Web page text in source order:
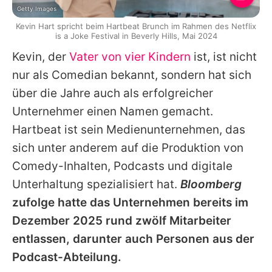
Kevin, der Vater von vier Kindern ist, ist nicht
nur als Comedian bekannt, sondern hat sich
über die Jahre auch als erfolgreicher
Unternehmer einen Namen gemacht.
Hartbeat ist sein Medienunternehmen, das
sich unter anderem auf die Produktion von
Comedy-Inhalten, Podcasts und digitale
Unterhaltung spezialisiert hat. Bloomberg
zufolge hatte das Unternehmen bereits im
Dezember 2025 rund zwölf Mitarbeiter
entlassen, darunter auch Personen aus der
Podcast-Abteilung.
Getty Images
Kevin Hart spricht beim Hartbeat Brunch im Rahmen des Netflix
is a Joke Festival in Beverly Hills, Mai 2024